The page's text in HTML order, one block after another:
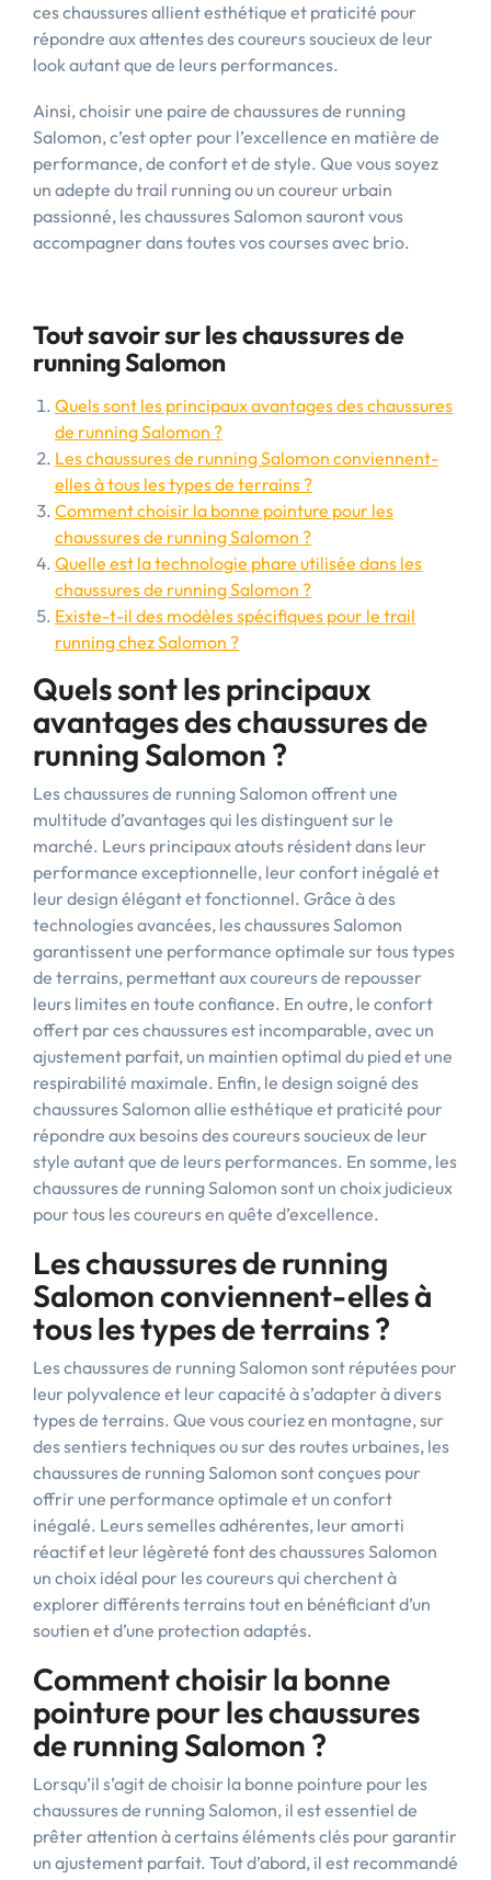
ces chaussures allient esthétique et praticité pour
répondre aux attentes des coureurs soucieux de leur
look autant que de leurs performances.
Ainsi, choisir une paire de chaussures de running
Salomon, c’est opter pour l’excellence en matière de
performance, de confort et de style. Que vous soyez
un adepte du trail running ou un coureur urbain
passionné, les chaussures Salomon sauront vous
accompagner dans toutes vos courses avec brio.
Tout savoir sur les chaussures de
running Salomon
Quels sont les principaux avantages des chaussures
de running Salomon ?
Les chaussures de running Salomon conviennent-
elles à tous les types de terrains ?
Comment choisir la bonne pointure pour les
chaussures de running Salomon ?
Quelle est la technologie phare utilisée dans les
chaussures de running Salomon ?
Existe-t-il des modèles spécifiques pour le trail
running chez Salomon ?
Quels sont les principaux
avantages des chaussures de
running Salomon ?
Les chaussures de running Salomon offrent une
multitude d’avantages qui les distinguent sur le
marché. Leurs principaux atouts résident dans leur
performance exceptionnelle, leur confort inégalé et
leur design élégant et fonctionnel. Grâce à des
technologies avancées, les chaussures Salomon
garantissent une performance optimale sur tous types
de terrains, permettant aux coureurs de repousser
leurs limites en toute confiance. En outre, le confort
offert par ces chaussures est incomparable, avec un
ajustement parfait, un maintien optimal du pied et une
respirabilité maximale. Enfin, le design soigné des
chaussures Salomon allie esthétique et praticité pour
répondre aux besoins des coureurs soucieux de leur
style autant que de leurs performances. En somme, les
chaussures de running Salomon sont un choix judicieux
pour tous les coureurs en quête d’excellence.
Les chaussures de running
Salomon conviennent-elles à
tous les types de terrains ?
Les chaussures de running Salomon sont réputées pour
leur polyvalence et leur capacité à s’adapter à divers
types de terrains. Que vous couriez en montagne, sur
des sentiers techniques ou sur des routes urbaines, les
chaussures de running Salomon sont conçues pour
offrir une performance optimale et un confort
inégalé. Leurs semelles adhérentes, leur amorti
réactif et leur légèreté font des chaussures Salomon
un choix idéal pour les coureurs qui cherchent à
explorer différents terrains tout en bénéficiant d’un
soutien et d’une protection adaptés.
Comment choisir la bonne
pointure pour les chaussures
de running Salomon ?
Lorsqu’il s’agit de choisir la bonne pointure pour les
chaussures de running Salomon, il est essentiel de
prêter attention à certains éléments clés pour garantir
un ajustement parfait. Tout d’abord, il est recommandé